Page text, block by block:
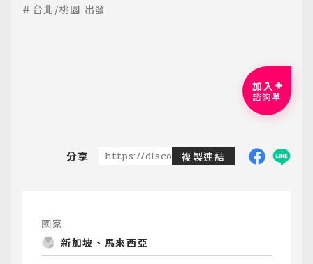
＃台北/桃園 出發
加入
諮詢單
分享 https://discoveredtravel.com.tw/
複製連結
國家
新加坡、馬來西亞